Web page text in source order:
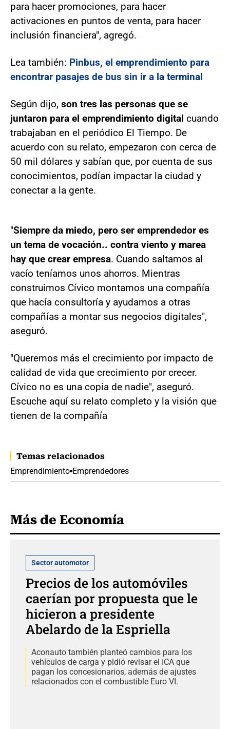
para hacer promociones, para hacer
activaciones en puntos de venta, para hacer
inclusión financiera", agregó.
Lea también: Pinbus, el emprendimiento para
encontrar pasajes de bus sin ir a la terminal
Según dijo, son tres las personas que se
juntaron para el emprendimiento digital cuando
trabajaban en el periódico El Tiempo. De
acuerdo con su relato, empezaron con cerca de
50 mil dólares y sabían que, por cuenta de sus
conocimientos, podían impactar la ciudad y
conectar a la gente.
"Siempre da miedo, pero ser emprendedor es
un tema de vocación.. contra viento y marea
hay que crear empresa. Cuando saltamos al
vacío teníamos unos ahorros. Mientras
construimos Cívico montamos una compañía
que hacía consultoría y ayudamos a otras
compañías a montar sus negocios digitales",
aseguró.
"Queremos más el crecimiento por impacto de
calidad de vida que crecimiento por crecer.
Cívico no es una copia de nadie", aseguró.
Escuche aquí su relato completo y la visión que
tienen de la compañía
Temas relacionados
Emprendimiento Emprendedores
Más de Economía
Sector automotor
Precios de los automóviles
caerían por propuesta que le
hicieron a presidente
Abelardo de la Espriella
Aconauto también planteó cambios para los
vehículos de carga y pidió revisar el ICA que
pagan los concesionarios, además de ajustes
relacionados con el combustible Euro VI.